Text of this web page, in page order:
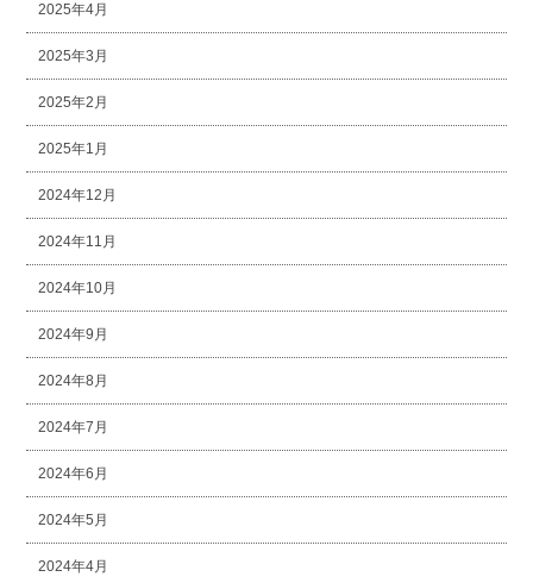
2025年4月
2025年3月
2025年2月
2025年1月
2024年12月
2024年11月
2024年10月
2024年9月
2024年8月
2024年7月
2024年6月
2024年5月
2024年4月